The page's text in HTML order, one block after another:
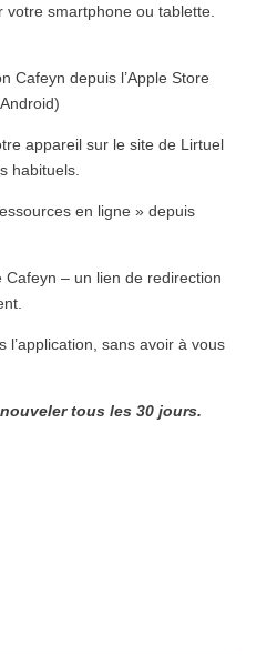
votre smartphone ou tablette.
Cafeyn depuis l’Apple Store
appareil sur le site de Lirtuel
habituels.
en ligne » depuis
Cafeyn – un lien de redirection
l’application, sans avoir à vous
tous les 30 jours.